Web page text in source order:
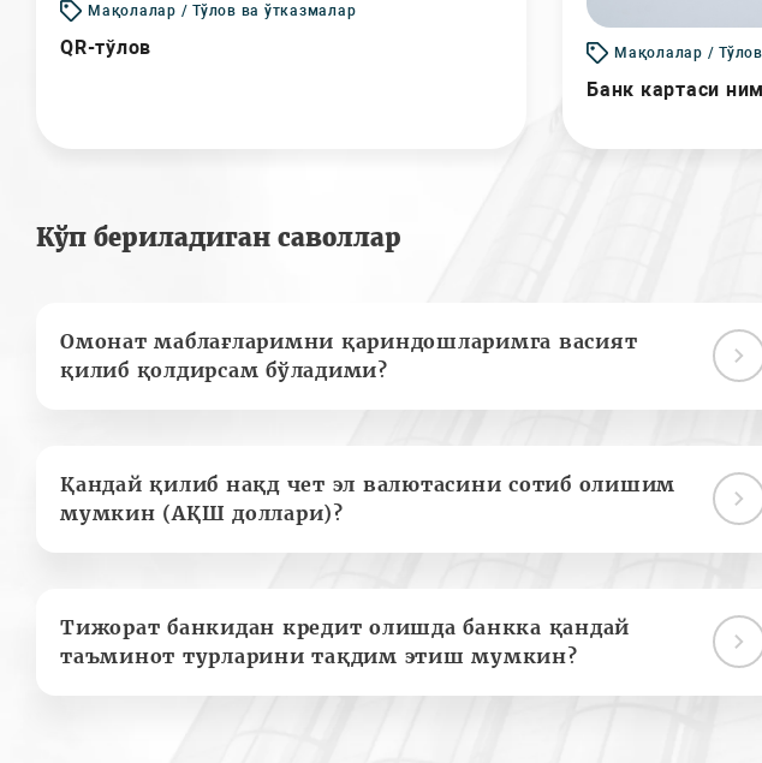
Мақолалар / Тўлов ва ўтказмалар
QR-тўлов Мақолалар /
Банк картаси
Кўп бериладиган саволлар
Омонат маблағларимни қариндошларимга васият
қилиб қолдирсам бўладими?
Қандай қилиб нақд чет эл валютасини сотиб олишим
мумкин (АҚШ доллари)?
Тижорат банкидан кредит олишда банкка қандай
таъминот турларини тақдим этиш мумкин?